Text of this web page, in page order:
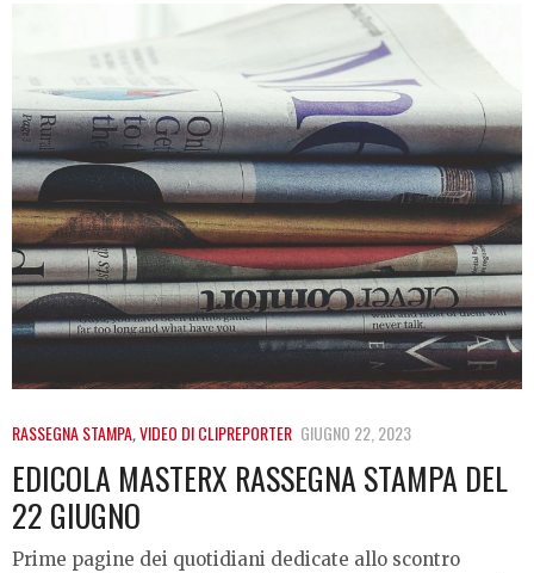
RASSEGNA STAMPA,VIDEO DI CLIPREPORTER GIUGNO 22, 2023
EDICOLA MASTERX RASSEGNA STAMPA DEL
22 GIUGNO
Prime pagine dei quotidiani dedicate allo scontro